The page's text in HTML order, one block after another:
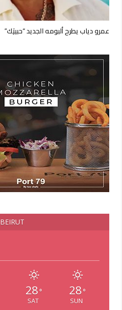
عمرو دياب يطرح ألبومه الجديد “حبيتِك”
BEIRUT
28 °
SAT
28 °
SUN